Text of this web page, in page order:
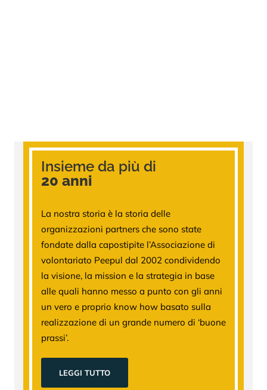
Insieme da più di
20 anni
La nostra storia è la storia delle
organizzazioni partners che sono state
fondate dalla capostipite l’Associazione di
volontariato Peepul dal 2002 condividendo
la visione, la mission e la strategia in base
alle quali hanno messo a punto con gli anni
un vero e proprio know how basato sulla
realizzazione di un grande numero di ‘buone
prassi’.
LEGGI TUTTO